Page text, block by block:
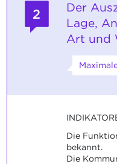
2
Der
Lage,
Art und
Die
bekannt.
Die